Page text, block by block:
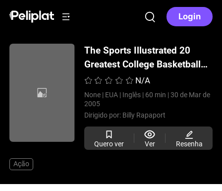
Login
The Sports Illustrated 20
Greatest College Basketball
Players Ever (2005)
N/A
None | EUA | Inglês | 60 min | 30 de Mar de
2005
Dirigido por: Billy Rapaport
Quero ver Ver Resenha
Ação